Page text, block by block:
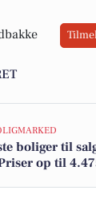
boliger til
op til